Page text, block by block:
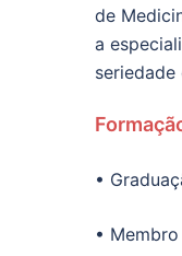
de
a
seriedade
•
•